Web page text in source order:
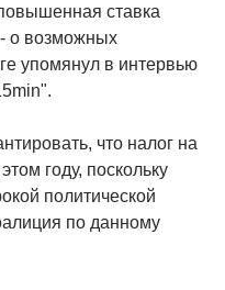
ставка
- о возможных
упомянул в интервью
что налог на
году, поскольку
политической
по данному